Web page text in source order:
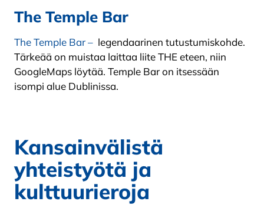
The Temple Bar
The Temple Bar – legendaarinen tutustumiskohde.
Tärkeää on muistaa laittaa liite THE eteen, niin
GoogleMaps löytää. Temple Bar on itsessään
isompi alue Dublinissa.
Kansainvälistä
yhteistyötä ja
kulttuurieroja